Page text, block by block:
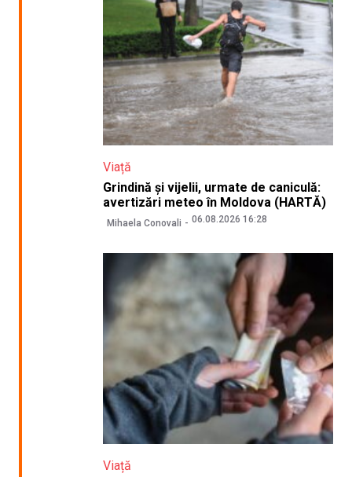
Viață
Grindină și vijelii, urmate de caniculă:
avertizări meteo în Moldova (HARTĂ)
Mihaela Conovali 06.08.2026 16:28
Viață